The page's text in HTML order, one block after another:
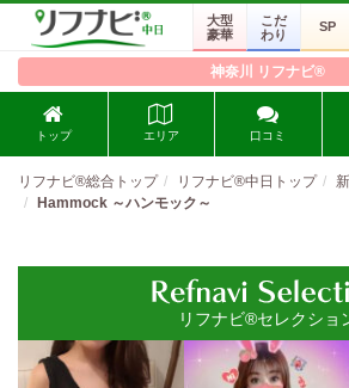
大型
豪華
こだ
わり
SP
神奈川 リフナビ®
トップ エリア 口コミ
リフナビ®総合トップ リフナビ®中日トップ
Hammock ～ハンモック～
リフナビ®セレクショ